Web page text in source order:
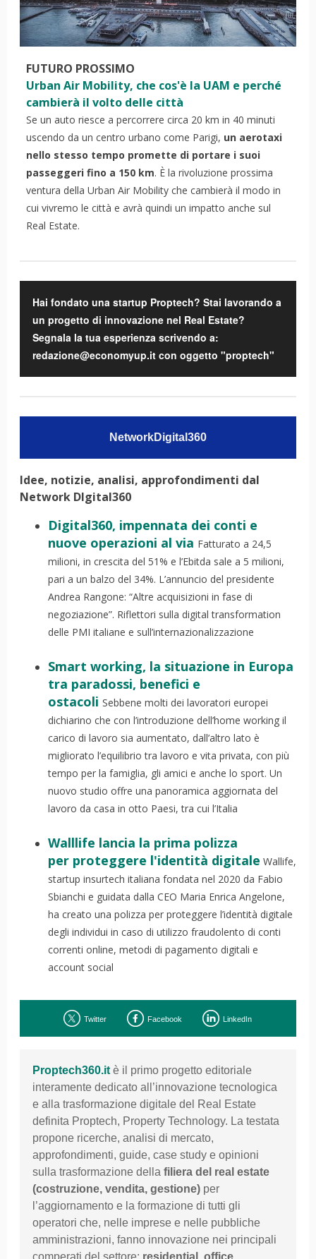
FUTURO PROSSIMO
Urban Air Mobility, che cos'è la UAM e perché
cambierà il volto delle città
Se un auto riesce a percorrere circa 20 km in 40 minuti
uscendo da un centro urbano come Parigi, un aerotaxi
nello stesso tempo promette di portare i suoi
passeggeri fino a 150 km. È la rivoluzione prossima
ventura della Urban Air Mobility che cambierà il modo in
cui vivremo le città e avrà quindi un impatto anche sul
Real Estate.
Hai fondato una startup Proptech? Stai lavorando a
un progetto di innovazione nel Real Estate?
Segnala la tua esperienza scrivendo a:
redazione@economyup.it con oggetto "proptech"
NetworkDigital360
Idee, notizie, analisi, approfondimenti dal
Network DIgital360
Digital360, impennata dei conti e
nuove operazioni al via Fatturato a 24,5
milioni, in crescita del 51% e l’Ebitda sale a 5 milioni,
pari a un balzo del 34%. L’annuncio del presidente
Andrea Rangone: “Altre acquisizioni in fase di
negoziazione”. Riflettori sulla digital transformation
delle PMI italiane e sull’internazionalizzazione
Smart working, la situazione in Europa
tra paradossi, benefici e
ostacoli Sebbene molti dei lavoratori europei
dichiarino che con l’introduzione dell’home working il
carico di lavoro sia aumentato, dall’altro lato è
migliorato l’equilibrio tra lavoro e vita privata, con più
tempo per la famiglia, gli amici e anche lo sport. Un
nuovo studio offre una panoramica aggiornata del
lavoro da casa in otto Paesi, tra cui l’Italia
Walllife lancia la prima polizza
per proteggere l'identità digitale Wallife,
startup insurtech italiana fondata nel 2020 da Fabio
Sbianchi e guidata dalla CEO Maria Enrica Angelone,
ha creato una polizza per proteggere l’identità digitale
degli individui in caso di utilizzo fraudolento di conti
correnti online, metodi di pagamento digitali e
account social
Twitter Facebook LinkedIn
Proptech360.it è il primo progetto editoriale
interamente dedicato all’innovazione tecnologica
e alla trasformazione digitale del Real Estate
definita Proptech, Property Technology. La testata
propone ricerche, analisi di mercato,
approfondimenti, guide, case study e opinioni
sulla trasformazione della filiera del real estate
(costruzione, vendita, gestione) per
l’aggiornamento e la formazione di tutti gli
operatori che, nelle imprese e nelle pubbliche
amministrazioni, fanno innovazione nei principali
comperati del settore: residential, office,